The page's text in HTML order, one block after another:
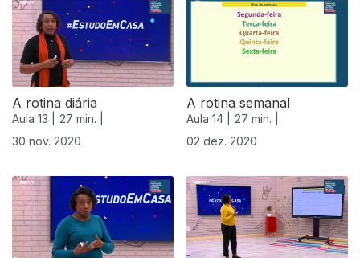
A rotina diária
Aula 13 |
27 min. |
30 nov. 2020
A rotina semanal
Aula 14 |
27 min. |
02 dez. 2020